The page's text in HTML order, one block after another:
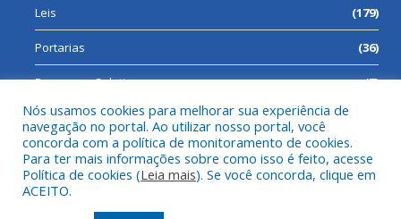
Leis (179)
Portarias (36)
Processos Seletivos (7)
Todos os direitos reservados a Prefeitura Municipal de Cumaru
do Norte.
Nós usamos cookies para melhorar sua experiência de
navegação no portal. Ao utilizar nosso portal, você
concorda com a política de monitoramento de cookies.
Para ter mais informações sobre como isso é feito, acesse
Política de cookies (Leia mais). Se você concorda, clique em
ACEITO.